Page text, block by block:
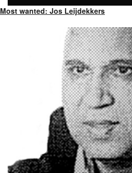
Most wanted: Jos Leijdekkers